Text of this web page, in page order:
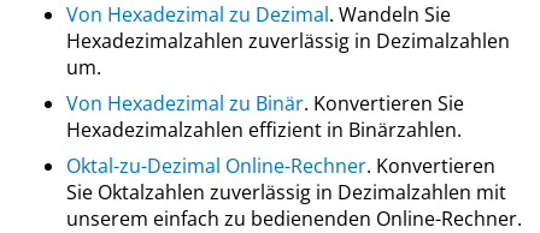
Von Hexadezimal zu Dezimal. Wandeln Sie
Hexadezimalzahlen zuverlässig in Dezimalzahlen
um.
Von Hexadezimal zu Binär. Konvertieren Sie
Hexadezimalzahlen effizient in Binärzahlen.
Oktal-zu-Dezimal Online-Rechner. Konvertieren
Sie Oktalzahlen zuverlässig in Dezimalzahlen mit
unserem einfach zu bedienenden Online-Rechner.